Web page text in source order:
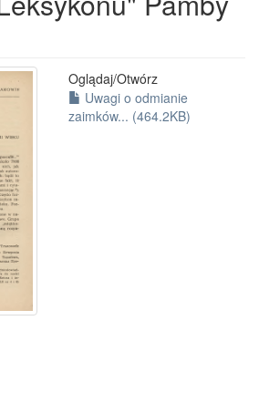
Oglądaj/Otwórz
Uwagi o odmianie
zaimków... (464.2KB)